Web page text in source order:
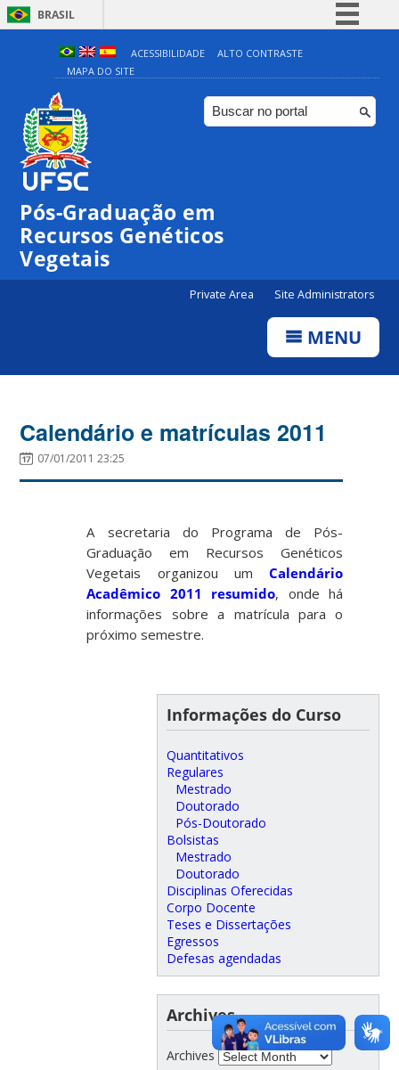
BRASIL
Simplifique!
Comunica BR
Participe
ACESSIBILIDADE
ALTO CONTRASTE
MAPA DO SITE
Pós-Graduação em
Recursos Genéticos
Vegetais
Private Area Site Administrators
MENU
Calendário e matrículas 2011
07/01/2011 23:25
A secretaria do Programa de Pós-
Graduação em Recursos Genéticos
Vegetais organizou umCalendário
Acadêmico 2011 resumido, onde há
informações sobre a matrícula para o
próximo semestre.
Informações do Curso
Quantitativos
Regulares
Mestrado
Doutorado
Pós-Doutorado
Bolsistas
Mestrado
Doutorado
Disciplinas Oferecidas
Corpo Docente
Teses e Dissertações
Egressos
Defesas agendadas
Archives
Archives